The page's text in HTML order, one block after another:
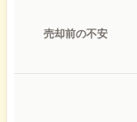
売却前の不安